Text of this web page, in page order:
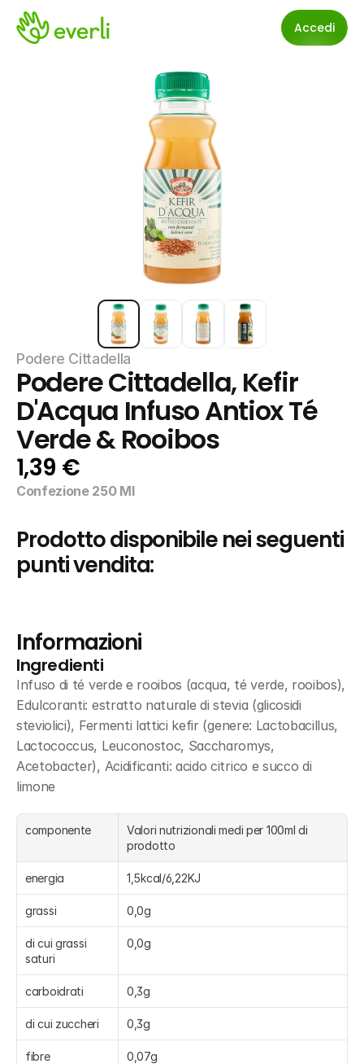
Accedi
Podere Cittadella
Podere Cittadella, Kefir
D'Acqua Infuso Antiox Té
Verde & Rooibos
1,39 €
Confezione 250 Ml
Prodotto disponibile nei seguenti
punti vendita:
Informazioni
Ingredienti
Infuso di té verde e rooibos (acqua, té verde, rooibos),
Edulcoranti: estratto naturale di stevia (glicosidi
steviolici), Fermenti lattici kefir (genere: Lactobacillus,
Lactococcus, Leuconostoc, Saccharomys,
Acetobacter), Acidificanti: acido citrico e succo di
limone
componente
Valori nutrizionali medi per 100ml di
prodotto
energia 1,5kcal/6,22KJ
grassi 0,0g
di cui grassi
saturi
0,0g
carboidrati 0,3g
di cui zuccheri 0,3g
fibre 0,07g